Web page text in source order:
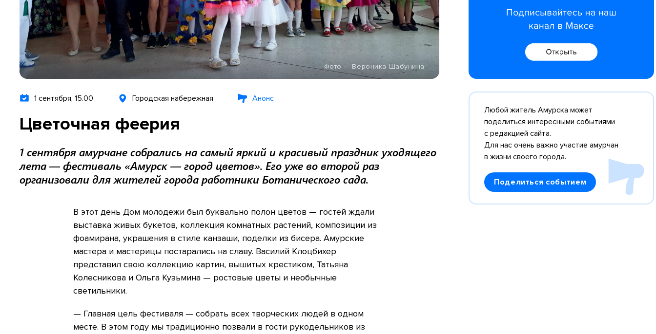
Фото — Вероника Шабунина
1 сентября, 15.00 Городская набережная Анонс
Цветочная феерия
1 сентября амурчане собрались на самый яркий и красивый праздник уходящего
лета — фестиваль «Амурск — город цветов». Его уже во второй раз
организовали для жителей города работники Ботанического сада.
В этот день Дом молодежи был буквально полон цветов — гостей ждали
выставка живых букетов, коллекция комнатных растений, композиции из
фоамирана, украшения в стиле канзаши, поделки из бисера. Амурские
мастера и мастерицы постарались на славу. Василий Клоцбихер
представил свою коллекцию картин, вышитых крестиком, Татьяна
Колесникова и Ольга Кузьмина — ростовые цветы и необычные
светильники.
— Главная цель фестиваля — собрать всех творческих людей в одном
месте. В этом году мы традиционно позвали в гости рукодельников из
Любой житель Амурска может
поделиться интересными событиями
с редакцией сайта.
Для нас очень важно участие амурчан
в жизни своего города.
Поделиться событием